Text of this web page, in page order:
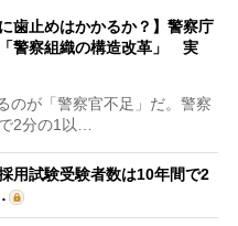
歯止めはかかるか？】警察庁
警察組織の構造改革」 実
が「警察官不足」だ。警察
2分の1以…
用試験受験者数は10年間で2